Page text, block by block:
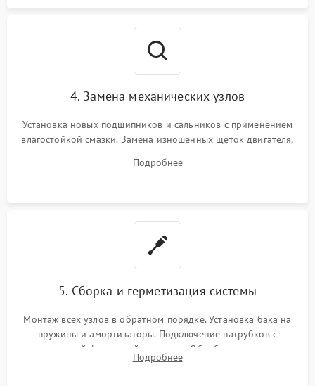
4. Замена механических узлов
Установка новых подшипников и сальников с применением
влагостойкой смазки. Замена изношенных щеток двигателя,
или поврежденной резиновой манжеты.
Подробнее
5. Сборка и герметизация системы
Монтаж всех узлов в обратном порядке. Установка бака на
пружины и амортизаторы. Подключение патрубков с
надежной фиксацией хомутами. Обработка стыков
герметиком для предотвращения возможных протечек воды.
Подробнее